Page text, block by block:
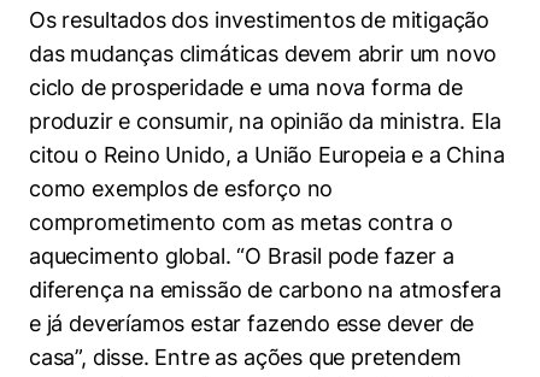
Os resultados dos investimentos de mitigação
das mudanças climáticas devem abrir um novo
ciclo de prosperidade e uma nova forma de
produzir e consumir, na opinião da ministra. Ela
citou o Reino Unido, a União Europeia e a China
como exemplos de esforço no
comprometimento com as metas contra o
aquecimento global. “O Brasil pode fazer a
diferença na emissão de carbono na atmosfera
e já deveríamos estar fazendo esse dever de
casa”, disse. Entre as ações que pretendem